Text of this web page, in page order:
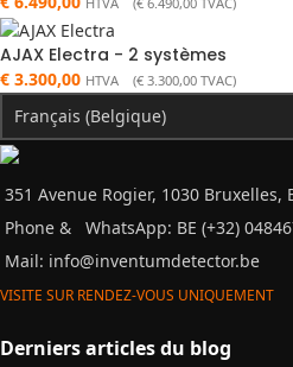
AJAX Electra - 2 systèmes
€ 3.300,00 HTVA (€ 3.300,00 TVAC)
Français (Belgique)
351 Avenue Rogier, 1030 Bruxelles,
Phone &
WhatsApp: BE (+32)
Mail: info@inventumdetector.be
VISITE SUR RENDEZ-VOUS UNIQUEMENT
Derniers articles du blog